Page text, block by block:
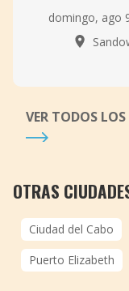
domingo, ago
VER TODOS
OTRAS
Ciudad del Cabo
Puerto Elizabeth